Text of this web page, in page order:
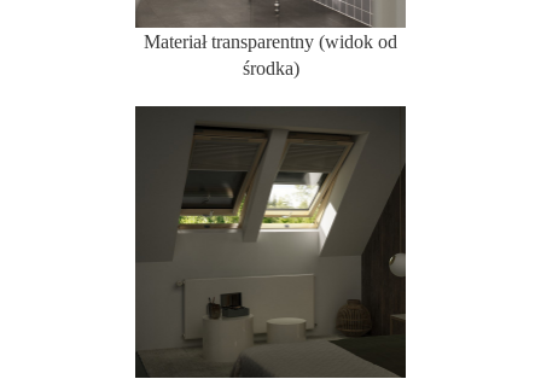
Materiał transparentny (widok od
środka)